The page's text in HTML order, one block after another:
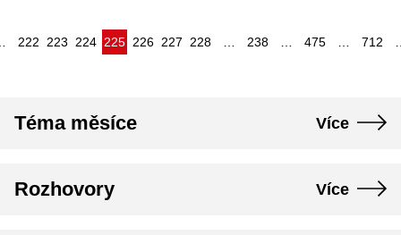
222 223 224 225
(aktuální)226 227 228 238 475 712
Téma měsíce Více
Rozhovory Více